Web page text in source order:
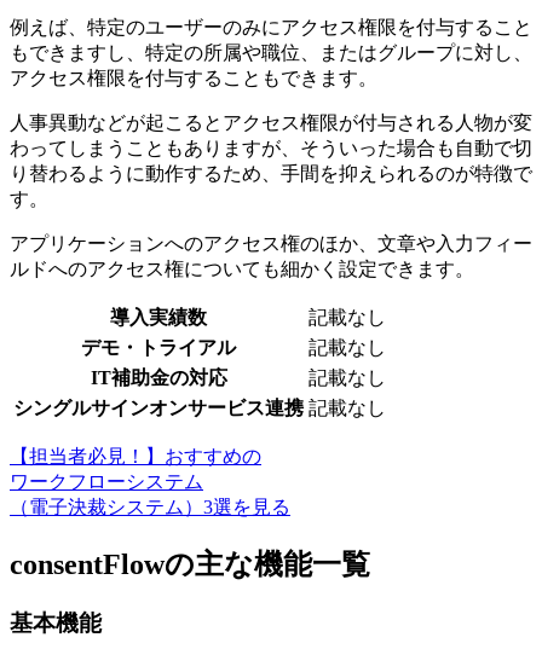
例えば、 特定のユーザーのみにアクセス権限を付与すること
もできますし、特定の所属や職位、またはグループに対し、
アクセス権限を付与することもできます。
人事異動などが起こるとアクセス権限が付与される人物が変
わってしまうこともありますが、そういった場合も自動で切
り替わるように動作するため、手間を抑えられるのが特徴で
す。
アプリケーションへのアクセス権のほか、文章や入力フィー
ルドへのアクセス権についても細かく設定できます。
導入実績数
記載なし
デモ・トライアル
記載なし
IT補助金の対応
記載なし
シングルサインオンサービス連携 記載なし
【担当者必見！】おすすめの
ワークフローシステム
（電子決裁システム）3選を見る
consentFlowの主な機能一覧
基本機能